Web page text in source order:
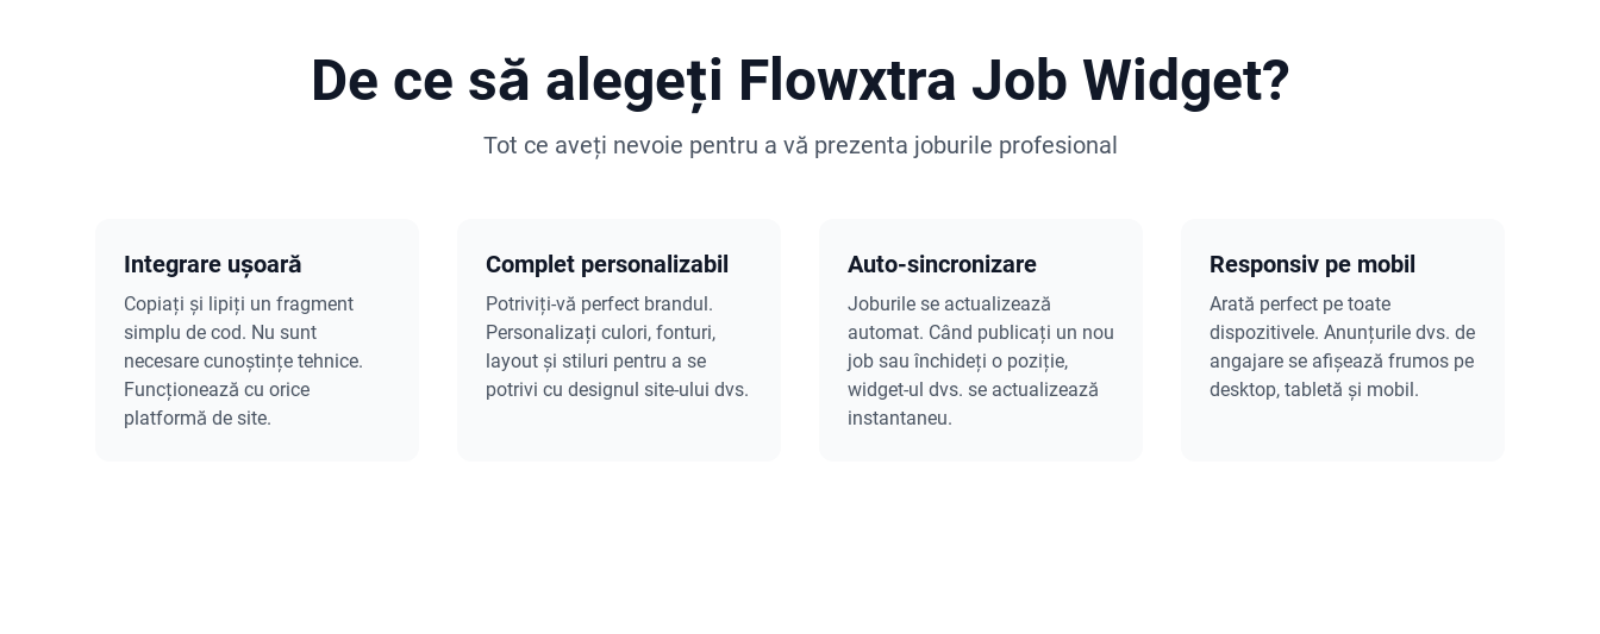
De ce să alegeți Flowxtra Job Widget?
Tot ce aveți nevoie pentru a vă prezenta joburile profesional
Integrare ușoară
Copiați și lipiți un fragment
simplu de cod. Nu sunt
necesare cunoștințe tehnice.
Funcționează cu orice
platformă de site.
Complet personalizabil
Potriviți-vă perfect brandul.
Personalizați culori, fonturi,
layout și stiluri pentru a se
potrivi cu designul site-ului dvs.
Auto-sincronizare
Joburile se actualizează
automat. Când publicați un nou
job sau închideți o poziție,
widget-ul dvs. se actualizează
instantaneu.
Responsiv pe mobil
Arată perfect pe toate
dispozitivele. Anunțurile dvs. de
angajare se afișează frumos pe
desktop, tabletă și mobil.